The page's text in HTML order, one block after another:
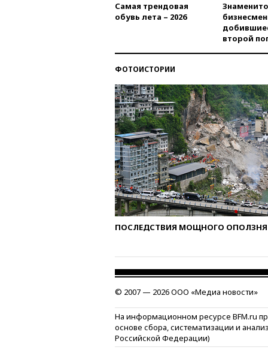
Самая трендовая
обувь лета – 2026
второй
ФОТОИСТОРИИ
ПОСЛЕДСТВИЯ МОЩНОГО ОПОЛЗНЯ
© 2007 — 2026 ООО «Медиа новости»
На информационном ресурсе BFM.ru
основе сбора, систематизации и
Российской Федерации)